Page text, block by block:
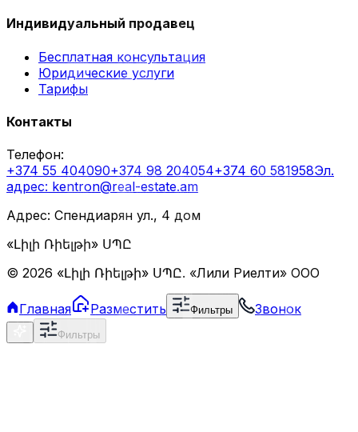
Индивидуальный продавец
Бесплатная консультация
Юридические услуги
Тарифы
Контакты
Телефон:
+374 55 404090+374 98 204054+374 60 581958Эл.
адрес: kentron@real-estate.am
Адрес: Спендиарян ул., 4 дом
«Լիլի Ռիելթի» ՍՊԸ
© 2026 «Լիլի Ռիելթի» ՍՊԸ. «Лили Риелти» ООО
Главная Разместить Фильтры Звонок
Фильтры